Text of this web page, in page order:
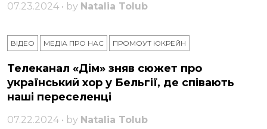
07.23.2024 • by Natalia Tolub
ВІДЕО МЕДІА ПРО НАС ПРОМОУТ ЮКРЕЙН
Телеканал «Дім» зняв сюжет про
український хор у Бельгії, де співають
наші переселенці
07.22.2024 • by Natalia Tolub